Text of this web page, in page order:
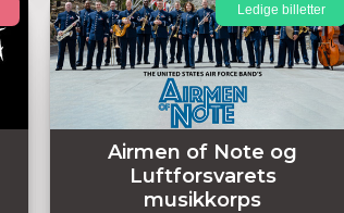
Airmen of Note og
Luftforsvarets
musikkorps
Ledige billetter